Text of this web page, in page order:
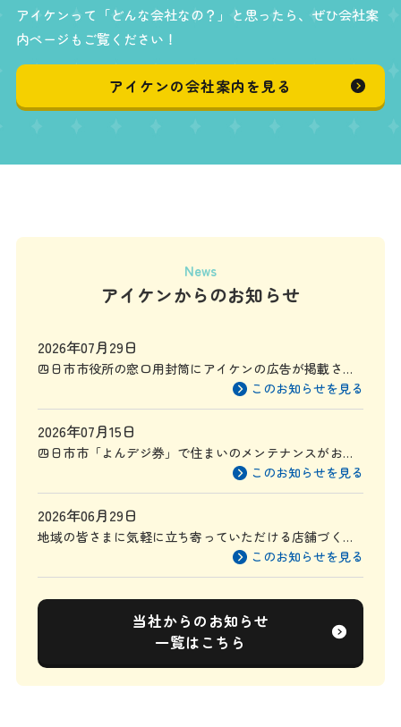
アイケンって「どんな会社なの？」と思ったら、ぜひ会社案
内ページもご覧ください！
アイケンの会社案内を見る
News
アイケンからのお知らせ
2026年07月29日
四日市市役所の窓口用封筒にアイケンの広告が掲載され
このお知らせを見る
2026年07月15日
四日市市「よんデジ券」で住まいのメンテナンスがお得
このお知らせを見る
2026年06月29日
地域の皆さまに気軽に立ち寄っていただける店舗づくり
このお知らせを見る
当社からのお知らせ
一覧はこちら